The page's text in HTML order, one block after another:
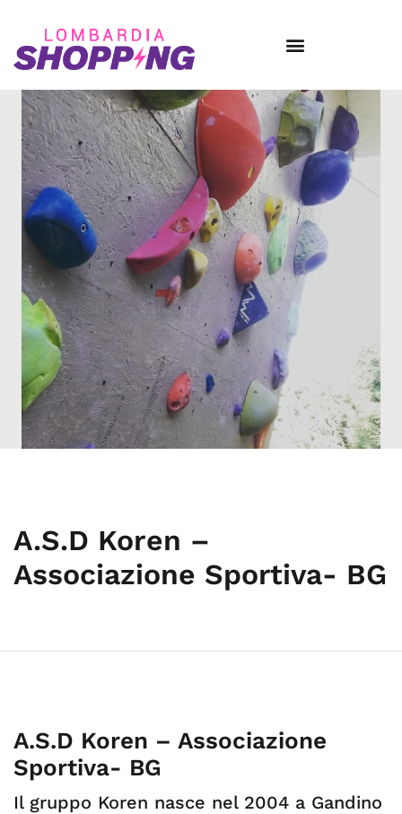
A.S.D Koren –
Associazione Sportiva- BG
A.S.D Koren – Associazione
Sportiva- BG
Il gruppo Koren nasce nel 2004 a Gandino